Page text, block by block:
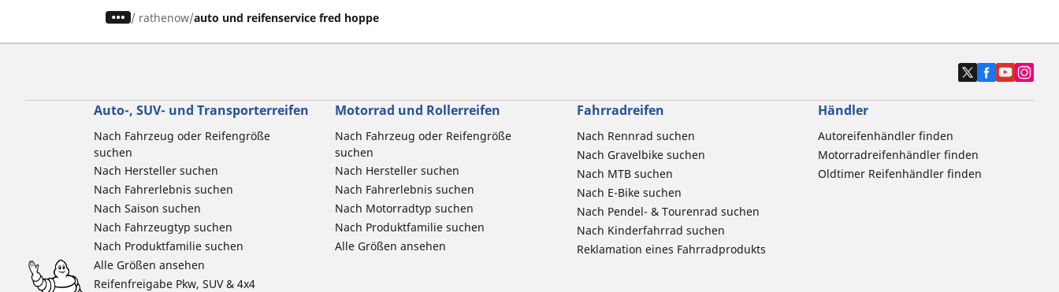
/ rathenow auto und reifenservice fred hoppe
Auto-, SUV- und Transporterreifen
Nach Fahrzeug oder Reifengröße
suchen
Nach Hersteller suchen
Nach Fahrerlebnis suchen
Nach Saison suchen
Nach Fahrzeugtyp suchen
Nach Produktfamilie suchen
Alle Größen ansehen
Reifenfreigabe Pkw, SUV & 4x4
Motorrad und Rollerreifen
Nach Fahrzeug oder Reifengröße
suchen
Nach Hersteller suchen
Nach Fahrerlebnis suchen
Nach Motorradtyp suchen
Nach Produktfamilie suchen
Alle Größen ansehen
Fahrradreifen
Nach Rennrad suchen
Nach Gravelbike suchen
Nach MTB suchen
Nach E-Bike suchen
Nach Pendel- & Tourenrad suchen
Nach Kinderfahrrad suchen
Reklamation eines Fahrradprodukts
Händler
Autoreifenhändler finden
Motorradreifenhändler finden
Oldtimer Reifenhändler finden